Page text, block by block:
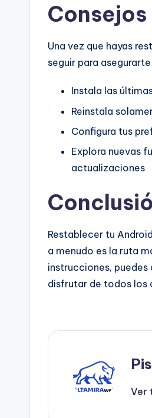
Una vez que hayas
seguir para
Instala las
Reinstala
Configura tus
Explora nuevas
actualizaciones
Restablecer tu
a menudo es la ruta
instrucciones,
disfrutar de todos los
Ver